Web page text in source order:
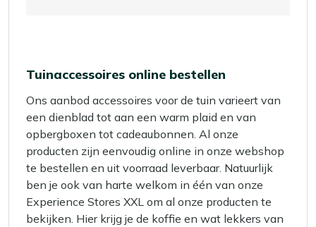
Tuinaccessoires online bestellen
Ons aanbod accessoires voor de tuin varieert van
een dienblad tot aan een warm plaid en van
opbergboxen tot cadeaubonnen. Al onze
producten zijn eenvoudig online in onze webshop
te bestellen en uit voorraad leverbaar. Natuurlijk
ben je ook van harte welkom in één van onze
Experience Stores XXL om al onze producten te
bekijken. Hier krijg je de koffie en wat lekkers van